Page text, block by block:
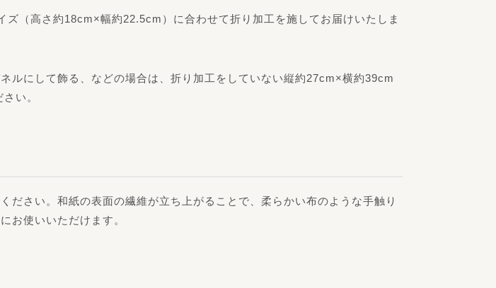
（高さ約18cm×幅約22.5cm）に合わせて折り加工を施してお届けいたしま
ルにして飾る、などの場合は、折り加工をしていない縦約27cm×横約39cm
い。
さい。和紙の表面の繊維が立ち上がることで、柔らかい布のような手触り
お使いいただけます。